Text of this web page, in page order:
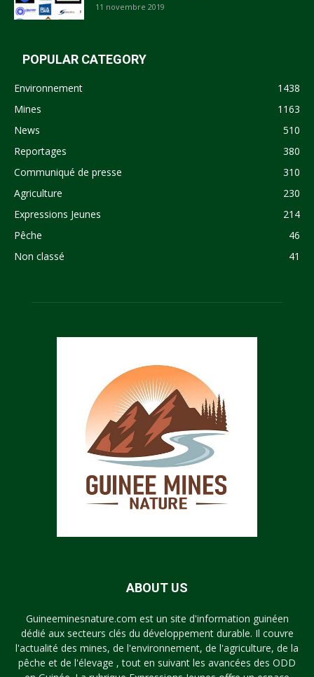
11 novembre 2019
POPULAR CATEGORY
Environnement
1438
Mines
1163
News
510
Reportages
380
Communiqué de presse
310
Agriculture
230
Expressions Jeunes
214
Pêche
46
Non classé
41
ABOUT US
Guineeminesnature.com est un site d'information guinéen
dédié aux secteurs clés du développement durable. Il couvre
l'actualité des mines, de l'environnement, de l'agriculture, de la
pêche et de l'élevage , tout en suivant les avancées des ODD